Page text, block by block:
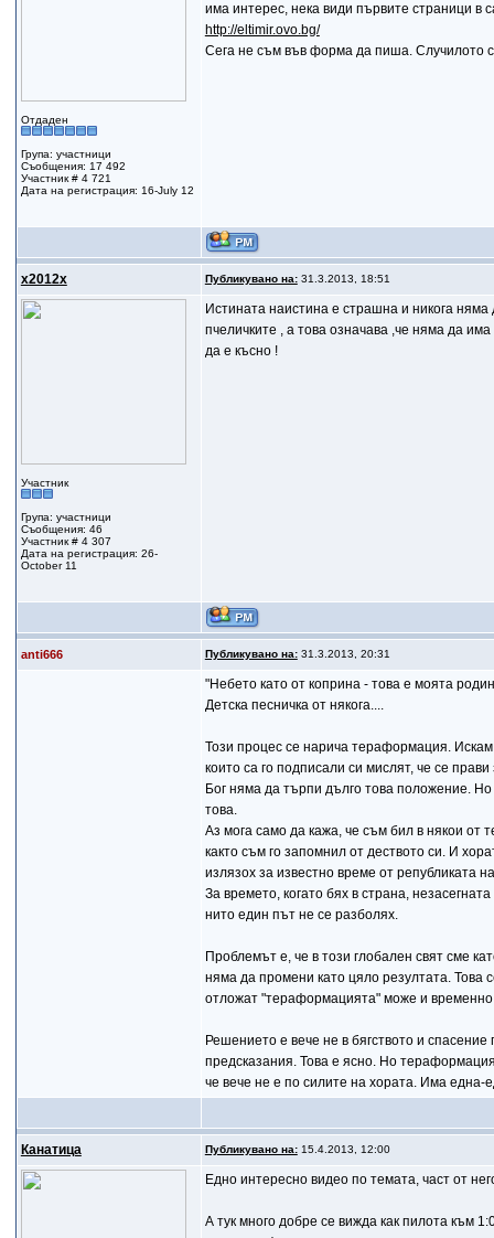
Отдаден
Група: участници
Съобщения: 17 492
Участник # 4 721
Дата на регистрация: 16-July 12
има интерес, нека види първите страници в
http://eltimir.ovo.bg/
Сега не съм във форма да пиша. Случилото
x2012x Публикувано на:31.3.2013, 18:51
Участник
Група: участници
Съобщения: 46
Участник # 4 307
Дата на регистрация: 26-
October 11
Истината наистина е страшна и никога
пчеличките , а това означава ,че няма да
да е късно !
anti666 Публикувано на:31.3.2013, 20:31
"Небето като от коприна - това е моята
Детска песничка от някога....
Този процес се нарича тераформация. Искам
които са го подписали си мислят, че се
Бог няма да търпи дълго това положение. Но
това.
Аз мога само да кажа, че съм бил в някои от
както съм го запомнил от деството си. И
излязох за известно време от републиката
За времето, когато бях в страна,
нито един път не се разболях.
Проблемът е, че в този глобален свят сме
няма да промени като цяло резултата. Това
отложат "тераформацията" може и
Решението е вече не в бягството и
предсказания. Това е ясно. Но
че вече не е по силите на хората. Има една-
Канатица Публикувано на:15.4.2013, 12:00
Едно интересно видео по темата, част от
А тук много добре се вижда как пилота към